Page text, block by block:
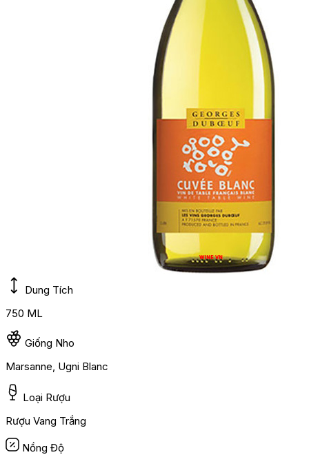
Dung Tích
750 ML
Giống Nho
Marsanne, Ugni Blanc
Loại Rượu
Rượu Vang Trắng
Nồng Độ